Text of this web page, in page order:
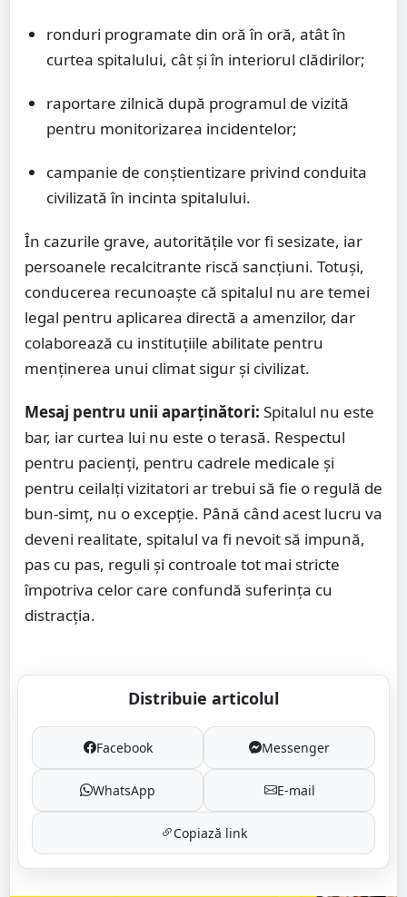
ronduri programate din oră în oră, atât în
curtea spitalului, cât și în interiorul clădirilor;
raportare zilnică după programul de vizită
pentru monitorizarea incidentelor;
campanie de conștientizare privind conduita
civilizată în incinta spitalului.
În cazurile grave, autoritățile vor fi sesizate, iar
persoanele recalcitrante riscă sancțiuni. Totuși,
conducerea recunoaște că spitalul nu are temei
legal pentru aplicarea directă a amenzilor, dar
colaborează cu instituțiile abilitate pentru
menținerea unui climat sigur și civilizat.
Mesaj pentru unii aparținători: Spitalul nu este
bar, iar curtea lui nu este o terasă. Respectul
pentru pacienți, pentru cadrele medicale și
pentru ceilalți vizitatori ar trebui să fie o regulă de
bun-simț, nu o excepție. Până când acest lucru va
deveni realitate, spitalul va fi nevoit să impună,
pas cu pas, reguli și controale tot mai stricte
împotriva celor care confundă suferința cu
distracția.
Distribuie articolul
Facebook Messenger
WhatsApp E-mail
Copiază link